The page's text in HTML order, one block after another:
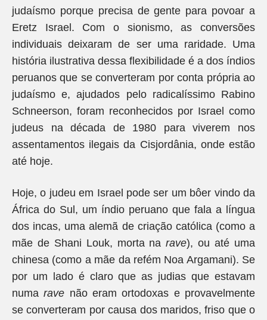
judaísmo porque precisa de gente para povoar a
Eretz Israel. Com o sionismo, as conversões
individuais deixaram de ser uma raridade. Uma
história ilustrativa dessa flexibilidade é a dos índios
peruanos que se converteram por conta própria ao
judaísmo e, ajudados pelo radicalíssimo Rabino
Schneerson, foram reconhecidos por Israel como
judeus na década de 1980 para viverem nos
assentamentos ilegais da Cisjordânia, onde estão
até hoje.
Hoje, o judeu em Israel pode ser um bôer vindo da
África do Sul, um índio peruano que fala a língua
dos incas, uma alemã de criação católica (como a
mãe de Shani Louk, morta narave), ou até uma
chinesa (como a mãe da refém Noa Argamani). Se
por um lado é claro que as judias que estavam
numarave não eram ortodoxas e provavelmente
se converteram por causa dos maridos, friso que o